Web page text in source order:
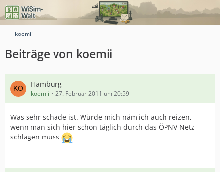
koemii
Beiträge von koemii
Hamburg
koemii 27. Februar 2011 um 20:59
Was sehr schade ist. Würde mich nämlich auch reizen,
wenn man sich hier schon täglich durch das ÖPNV Netz
schlagen muss